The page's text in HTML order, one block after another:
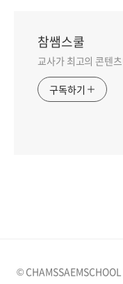
참쌤스쿨
교사가 최고의 콘텐
구독하기
©